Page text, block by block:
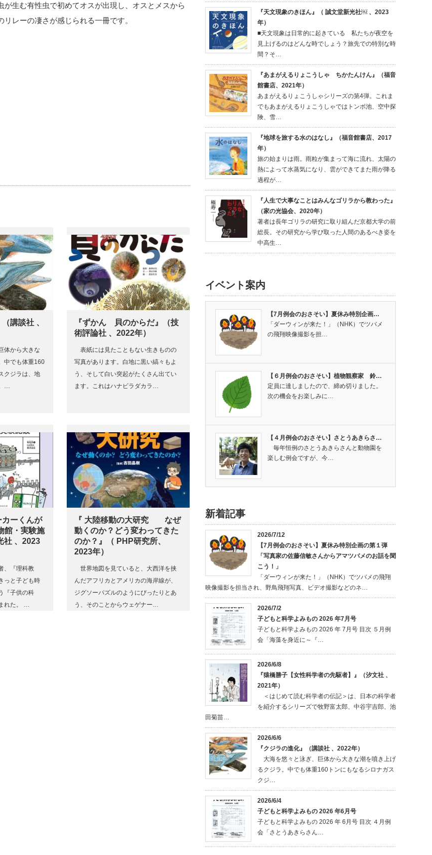
生む有性虫で初めてオスが出現し、オスとメスから
レーの凄さが感じられる一冊です。
講談社 、
体から大きな
中でも体重160
クジラは、地
…
『ずかん 貝のからだ』（技
術評論社 、2022年）
表紙には見たこともない生きものの
写真があります。白地に黒い縞々もよ
う、そして白い突起がたくさん出てい
ます。これはハナビラダカラ…
ーくんが
館・実験施
社 、2023
、『理科教
っと子ども時
『子供の科
れた。 …
『 大陸移動の大研究 なぜ
動くのか？どう変わってきた
のか？』（ PHP研究所、
2023年）
世界地図を見ていると、大西洋を挟
んだアフリカとアメリカの海岸線が、
ジグソーパズルのようにぴったりとあ
う、そのことからウェゲナー…
『天文現象のきほん』（ 誠文堂新光社￼ 、2023
年）
■天文現象は日常的に起きている 私たちが夜空を
見上げるのはどんな時でしょう？旅先での特別な時
間？そ…
『あまがえるりょこうしゃ ちかたんけん』（福音
館書店、2021年）
あまがえるりょこうしゃシリーズの第4弾。これま
でもあまがえるりょこうしゃではトンボ池、空中探
険、雪…
『地球を旅する水のはなし』（福音館書店、2017
年）
旅の始まりは雨。雨粒が集まって海に流れ、太陽の
熱によって水蒸気になり、雲ができてまた雨が降る
過程が…
『人生で大事なことはみんなゴリラから教わった』
（家の光協会、2020年）
著者は長年ゴリラの研究に取り組んだ京都大学の前
総長。その研究から学び取った人間のあるべき姿を
中高生…
イベント案内
【7月例会のおさそい】夏休み特別企画…
「ダーウィンが来た！」（NHK）でツバメ
の飛翔映像撮影を担…
【６月例会のおさそい】植物観察家 鈴…
定員に達しましたので、締め切りました。
次の機会をお楽しみに…
【４月例会のおさそい】さとうあきらさ…
毎年恒例のさとうあきらさんと動物園を
楽しむ例会ですが、今…
新着記事
2026/7/12
【7月例会のおさそい】夏休み特別企画の第１弾
「写真家の佐藤信敏さんからアマツバメのお話を聞
こう！」
「ダーウィンが来た！」（NHK）でツバメの飛翔
映像撮影を担当され、野鳥飛翔写真、ビデオ撮影などのネ…
2026/7/2
子どもと科学よみもの 2026 年7月号
子どもと科学よみもの 2026 年 7月号 目次 ５月例
会「海藻を身近に～『…
2026/6/8
『猿橋勝子【女性科学者の先駆者】』（汐文社 、
2021年）
＜はじめて読む科学者の伝記＞は、日本の科学者
を紹介するシリーズで牧野富太郎、中谷宇吉郎、池
田菊苗…
2026/6/6
『クジラの進化』（講談社 、2022年）
大海を悠々と泳ぎ、巨体から大きな潮を噴き上げ
るクジラ。中でも体重160トンにもなるシロナガス
クジ…
2026/6/4
子どもと科学よみもの 2026 年6月号
子どもと科学よみもの 2026 年 6月号 目次 ４月例
会「さとうあきらさん…